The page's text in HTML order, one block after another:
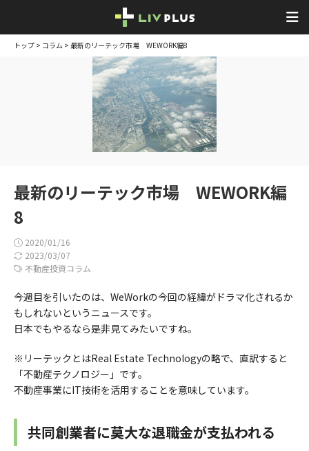
トップ > コラム > 最新のリーテック市場 WEWORK編8
最新のリーテック市場 WEWORK編
8
2020/01/16
2023/03/07
不動産投資コラム
今週目を引いたのは、WeWorkの今回の経緯がドラマ化されるか
もしれないというニュースです。
日本でもやるなら是非見てみたいですね。
※リーテックとはReal Estate Technologyの略で、直訳すると
「不動産テクノロジー」です。
不動産事業にIT技術を活用することを意味しています。
共同創業者に莫大な退職金が支払われる